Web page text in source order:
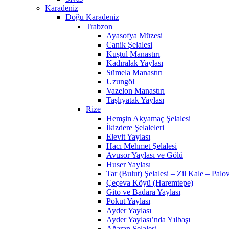
Karadeniz
Doğu Karadeniz
Trabzon
Ayasofya Müzesi
Canik Şelalesi
Kuştul Manastırı
Kadıralak Yaylası
Sümela Manastırı
Uzungöl
Vazelon Manastırı
Taşlıyatak Yaylası
Rize
Hemşin Akyamaç Şelalesi
İkizdere Şelaleleri
Elevit Yaylası
Hacı Mehmet Şelalesi
Avusor Yaylası ve Gölü
Huser Yaylası
Tar (Bulut) Şelalesi – Zil Kale –
Çeçeva Köyü (Haremtepe)
Gito ve Badara Yaylası
Pokut Yaylası
Ayder Yaylası
Ayder Yaylası’nda Yılbaşı